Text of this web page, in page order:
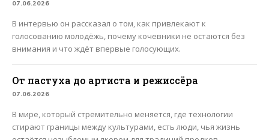
07.06.2026
В интервью он рассказал о том, как привлекают к
голосованию молодёжь, почему кочевники не остаются без
внимания и что ждёт впервые голосующих.
От пастуха до артиста и режиссёра
07.06.2026
В мире, который стремительно меняется, где технологии
стирают границы между культурами, есть люди, чья жизнь